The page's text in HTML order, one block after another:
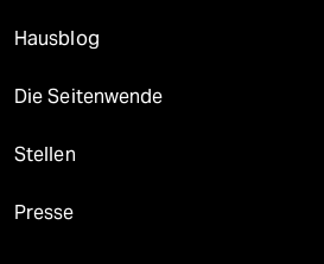
Hausblog
Die Seitenwende
Stellen
Presse